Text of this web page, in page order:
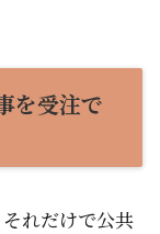
を受注で
れだけで公共